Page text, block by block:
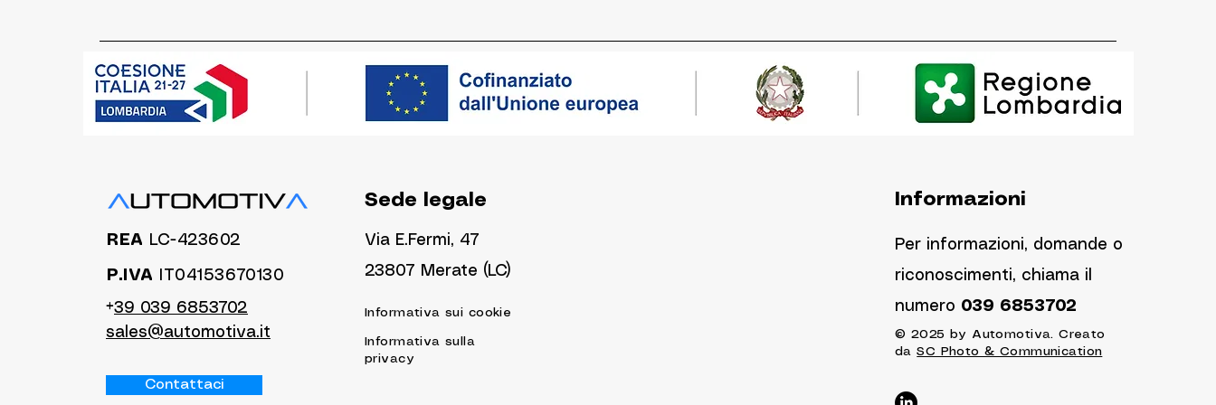
REA LC-423602
P.IVA
IT04153670130
+39 039 6853702
sales@automotiva.it
Sede legale
Via E.Fermi, 47
23807 Merate (LC)
Informativa sui cookie
Informativa sulla
privacy
Informazioni
Per informazioni, domande o
riconoscimenti, chiama il
numero 039 6853702
© 2025 by Automotiva. Creato
daSC Photo & Communication
Contattaci